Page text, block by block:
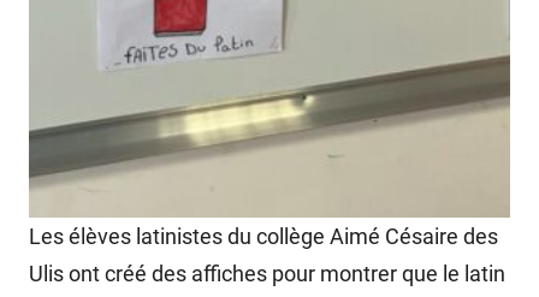
Les élèves latinistes du collège Aimé Césaire des
Ulis ont créé des affiches pour montrer que le latin